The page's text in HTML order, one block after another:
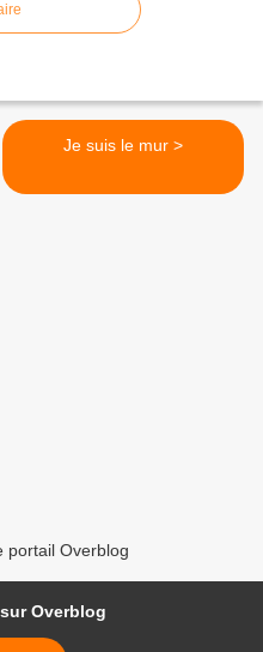
Je suis le mur >
portail Overblog
Overblog